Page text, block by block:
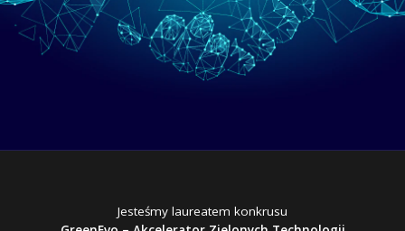
Jesteśmy laureatem konkrusu